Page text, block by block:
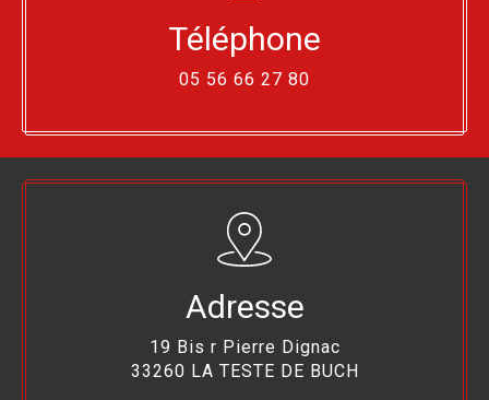
Téléphone
05 56 66 27 80
Adresse
19 Bis r Pierre Dignac
33260 LA TESTE DE BUCH